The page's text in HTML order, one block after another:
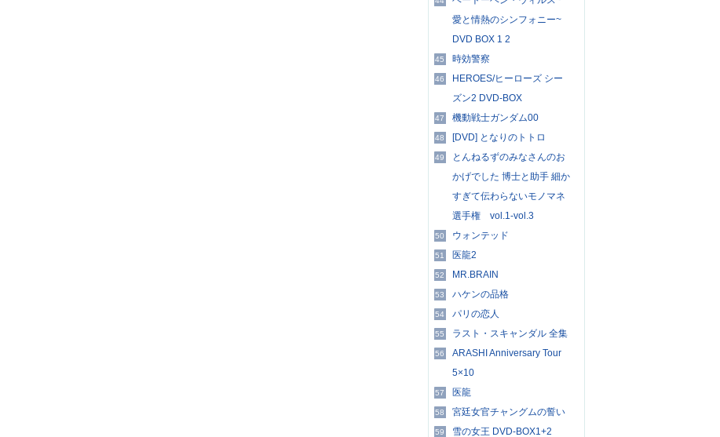
愛と情熱のシンフォニー~
DVD BOX 1 2
45 時効警察
46
HEROES/ヒーローズ シー
ズン2 DVD-BOX
47 機動戦士ガンダム00
48 [DVD] となりのトトロ
49
とんねるずのみなさんのお
かげでした 博士と助手 細か
すぎて伝わらないモノマネ
選手権 vol.1-vol.3
50 ウォンテッド
51 医龍2
52 MR.BRAIN
53 ハケンの品格
54 パリの恋人
55 ラスト・スキャンダル 全集
56
ARASHI Anniversary Tour
5×10
57 医龍
58 宮廷女官チャングムの誓い
59 雪の女王 DVD-BOX1+2